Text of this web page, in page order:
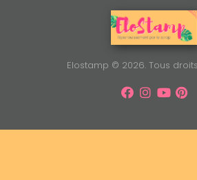
Elostamp © 2026. Tous